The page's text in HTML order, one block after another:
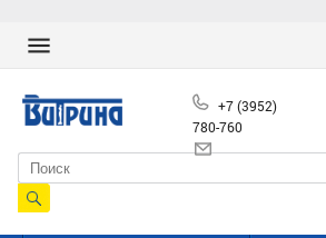
+7 (3952)
780-760